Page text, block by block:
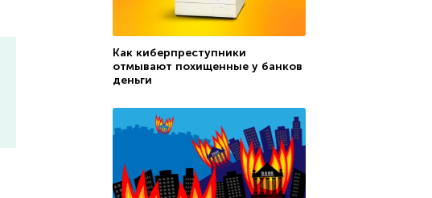
Как киберпреступники
отмывают похищенные у банков
деньги